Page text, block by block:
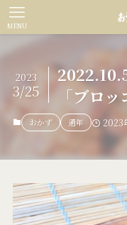
MENU
「ブロ
2023
3/25
おかず 通年 2023